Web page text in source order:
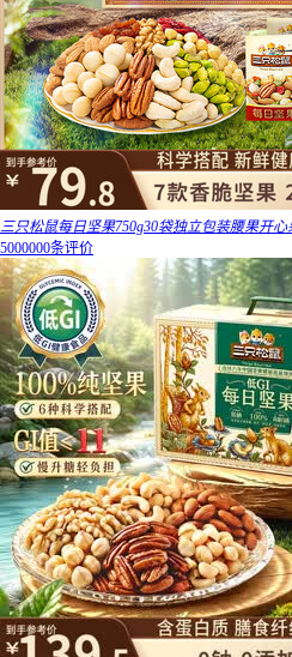
三只松鼠每日坚果750g30袋独立包装腰果开
5000000条评价